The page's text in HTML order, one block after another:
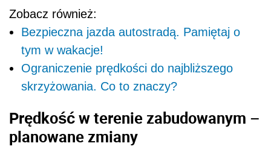
Zobacz również:
Bezpieczna jazda autostradą. Pamiętaj o
tym w wakacje!
Ograniczenie prędkości do najbliższego
skrzyżowania. Co to znaczy?
Prędkość w terenie zabudowanym –
planowane zmiany